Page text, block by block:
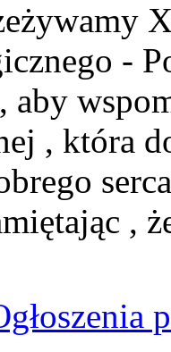
-
aby
, która
,